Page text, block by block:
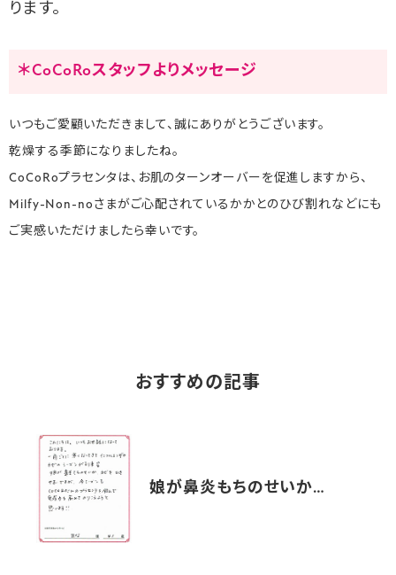
ります。
＊CoCoRoスタッフよりメッセージ
いつもご愛顧いただきまして、誠にありがとうございます。
乾燥する季節になりましたね。
CoCoRoプラセンタは、お肌のターンオーバーを促進しますから、
Milfy-Non-noさまがご心配されているかかとのひび割れなどにも
ご実感いただけましたら幸いです。
おすすめの記事
娘が鼻炎もちのせいか…